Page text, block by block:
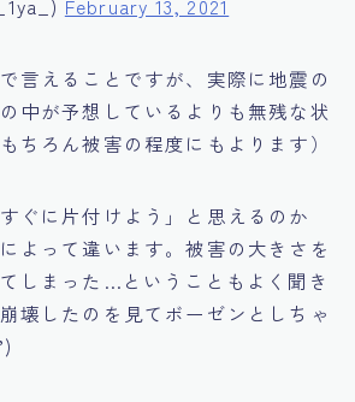
February 13, 2021
言えることですが、実際に地震の
中が予想しているよりも無残な状
ちろん被害の程度にもよります）
すぐに片付けよう」
と思えるのか
よって違います。被害の大きさを
しまった… ということもよく聞き
壊したのを見てボーゼンとしちゃ